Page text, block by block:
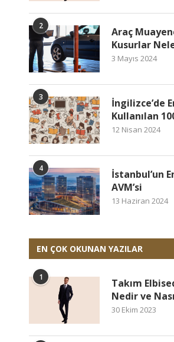
2
Araç
Kusurlar
3 Mayıs 2024
3
İngilizce’de
Kullanılan
12 Nisan 2024
4
İstanbul’un
AVM’si
13 Haziran 2024
EN ÇOK OKUNAN YAZILAR
1
Takım
Nedir ve
30 Ekim 2023